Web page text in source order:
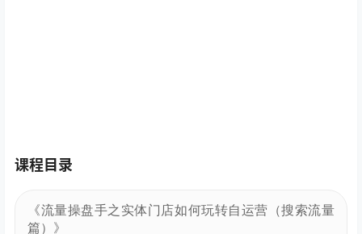
课程目录
《流量操盘手之实体门店如何玩转自运营（搜索流量
篇）》